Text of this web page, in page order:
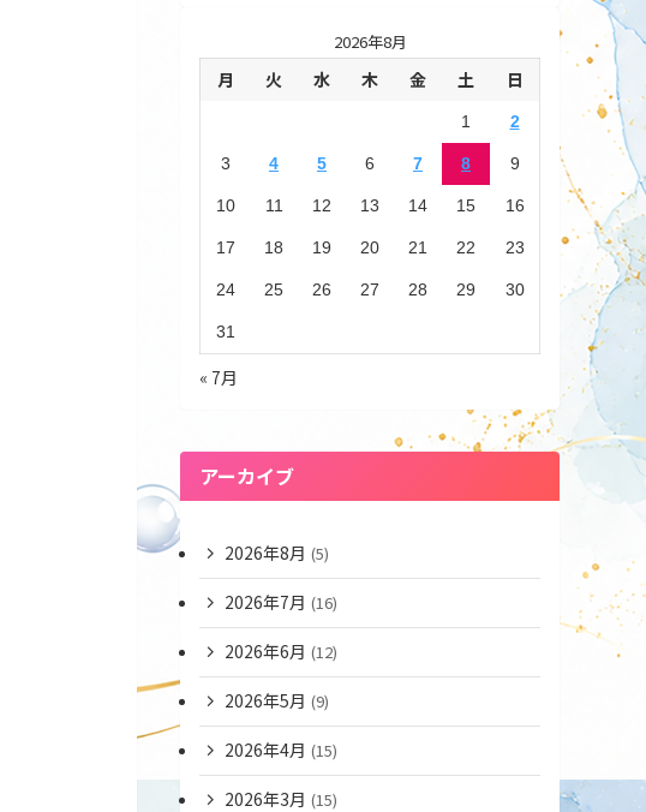
制
作
を
る
2026年8月
月 火 水 木 金 土 日
1 2
3 4 5 6 7 8 9
10 11 12 13 14 15 16
17 18 19 20 21 22 23
24 25 26 27 28 29 30
31
« 7月
アーカイブ
2026年8月 (5)
2026年7月 (16)
2026年6月 (12)
2026年5月 (9)
2026年4月 (15)
2026年3月 (15)